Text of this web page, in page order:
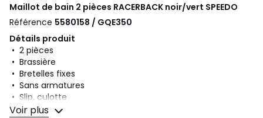
Maillot de bain 2 pièces RACERBACK noir/vert SPEEDO
Référence 5580158 / GQE350
Détails produit
• 2 pièces
• Brassière
• Bretelles fixes
• Sans armatures
• Slip, culotte
• Motif imprimé
Voir plus